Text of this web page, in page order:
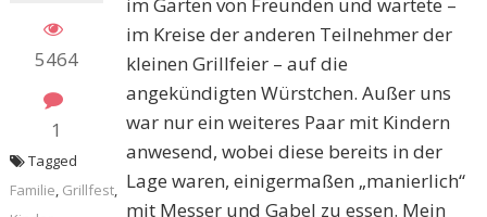
5464
1
im Garten von Freunden und wartete –
im Kreise der anderen Teilnehmer der
kleinen Grillfeier – auf die
angekündigten Würstchen. Außer uns
war nur ein weiteres Paar mit Kindern
anwesend, wobei diese bereits in der
Lage waren, einigermaßen „manierlich“
mit Messer und Gabel zu essen. Mein
Tagged
Familie, Grillfest,